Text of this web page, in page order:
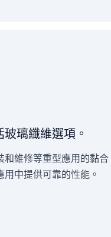
璃纖維選項。
維修等重型應用的黏
中提供可靠的性能。